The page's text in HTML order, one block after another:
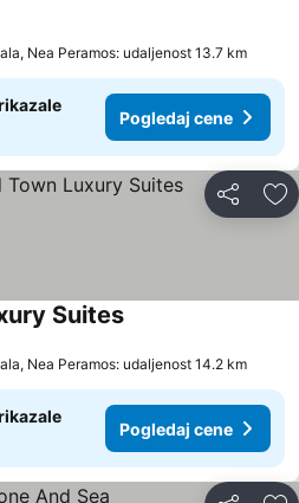
Nea Peramos: udaljenost 13.7 km
Pogledaj cene
Deli
SuitesPogledaj cene
Nea Peramos: udaljenost 14.2 km
Pogledaj cene